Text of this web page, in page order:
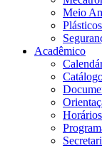
Meio
Plásticos
Acadêmico